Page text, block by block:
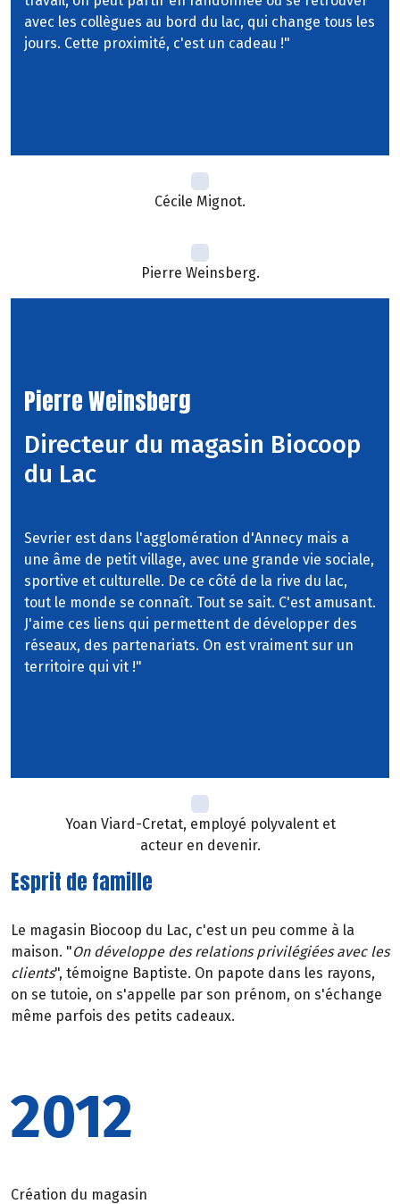
avec les collègues au bord du lac, qui change tous les
jours. Cette proximité, c'est un cadeau !"
Cécile Mignot.
Pierre Weinsberg.
Pierre Weinsberg
Directeur du magasin Biocoop
du Lac
Sevrier est dans l'agglomération d'Annecy mais a
une âme de petit village, avec une grande vie sociale,
sportive et culturelle. De ce côté de la rive du lac,
tout le monde se connaît. Tout se sait. C'est amusant.
J'aime ces liens qui permettent de développer des
réseaux, des partenariats. On est vraiment sur un
territoire qui vit !"
Yoan Viard-Cretat, employé polyvalent et
acteur en devenir.
Esprit de famille
Le magasin Biocoop du Lac, c'est un peu comme à la
maison. "On développe des relations privilégiées avec les
clients", témoigne Baptiste. On papote dans les rayons,
on se tutoie, on s'appelle par son prénom, on s'échange
même parfois des petits cadeaux.
2012
Création du magasin